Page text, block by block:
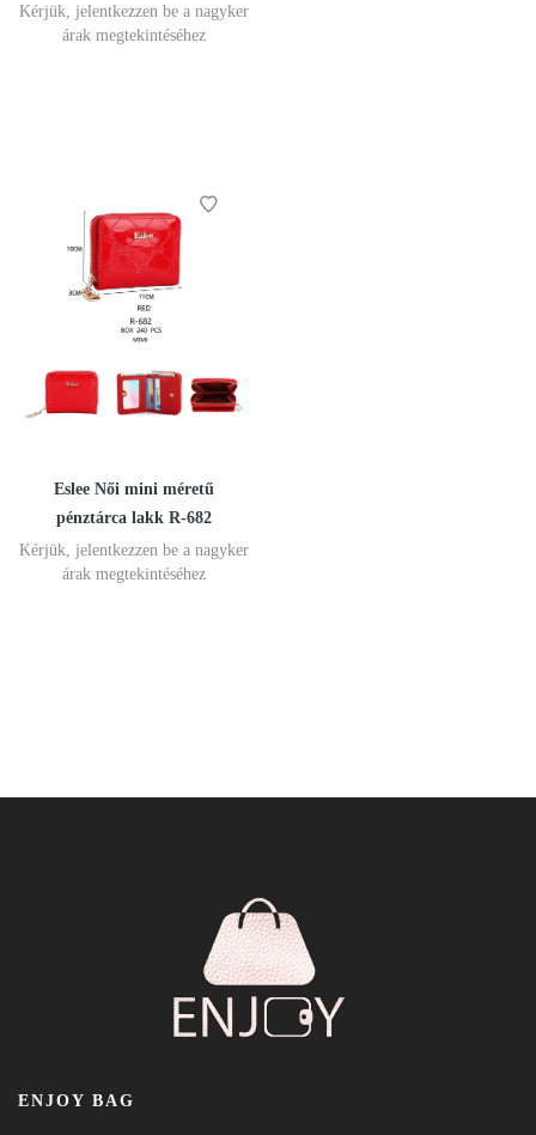
Kérjük, jelentkezzen be a nagyker
árak megtekintéséhez
Eslee Női mini méretű
pénztárca lakk R-682
Kérjük, jelentkezzen be a nagyker
árak megtekintéséhez
ENJOY BAG